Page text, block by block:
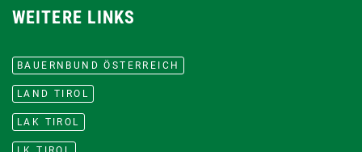
WEITERE LINKS
BAUERNBUND ÖSTERREICH
LAND TIROL
LAK TIROL